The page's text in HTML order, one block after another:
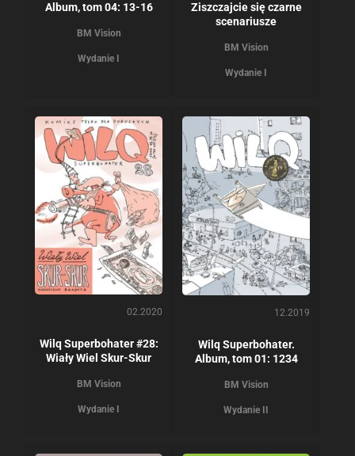
Album, tom 04: 13-16
BM Vision
Wydanie I
Ziszczajcie się czarne
scenariusze
BM Vision
Wydanie I
02.2020
Wilq Superbohater #28:
Wiały Wiel Skur-Skur
BM Vision
Wydanie I
12.2019
Wilq Superbohater.
Album, tom 01: 1234
BM Vision
Wydanie II